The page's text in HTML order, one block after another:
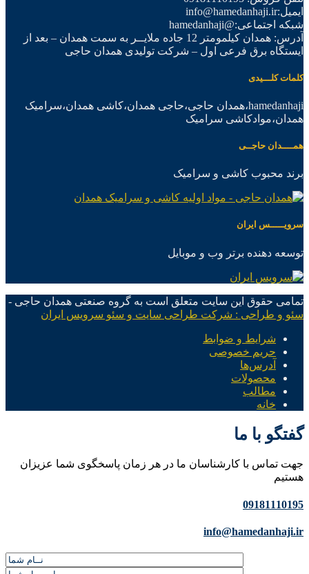
ایمیل:info@hamedanhaji.ir
شبکه اجتماعی:@hamedanhaji
آدرس: همدان کیلمومتر 12 جاده ملایــر به سمت همدان – بعد از
ایستگاه برق فرعی اول – شرکت تولیدی همدان حاجی
کلمات کلـــیدی
hamedanhaji،همدان حاجی،حاجی همدان،کاشی همدان،سرامیک
همدان،موادکاشی سرامیک
همــــدان حاجــی
برند محبوب کاشی و سرامیک
سرویـــــس ایران
توسعه دهنده برتر وب و موبایل
تمامی حقوق این سایت متعلق است به گروه صنعتی همدان حاجی -
سئو و طراحی : شرکت طراحی سایت و سئو سرویس ایران
شرایط و ضوابط
حریم خصوصی
آدرس‌ها
محصولات
مطالب
خانه
گفتگو با ما
جهت تماس با کارشناسان ما در هر زمان پاسخگوی شما عزیزان
هستیم
09181110195
info@hamedanhaji.ir